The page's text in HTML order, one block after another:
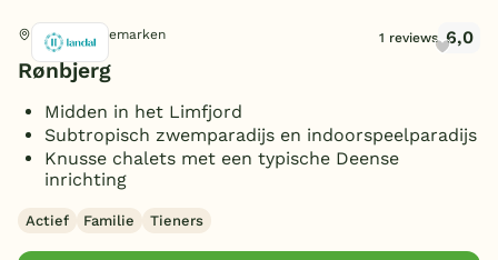
België
Blog
Onze e-boeken
Waterattracties
Lig/zonneweide
Midgetgolf(3)
Adventure golf
Multifunctioneel sportveld
Voetbalveld
Basketbalveld(2)
Tennisbanen
Badminton
Squashbanen(2)
Fitness(2)
Toon meer filters (5)
Watersport
Wakeboarden(1)
Avontuur
Lasergamen
Klimmen/abseilen
Horeca
Ranum, Denemarken 1 reviews 6,0
Rønbjerg
Midden in het Limfjord
Subtropisch zwemparadijs en indoorspeelparadijs
Knusse chalets met een typische Deense
inrichting
Actief Familie Tieners